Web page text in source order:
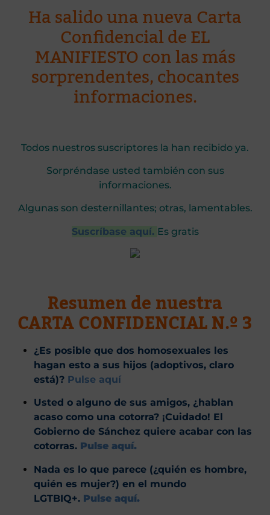
Ha salido una nueva Carta
Confidencial de EL
MANIFIESTO con las más
sorprendentes, chocantes
informaciones.
Todos nuestros suscriptores la han recibido ya.
Sorpréndase usted también con sus
informaciones.
Algunas son desternillantes; otras, lamentables.
Suscríbase aquí. Es gratis
Resumen de nuestra
CARTA CONFIDENCIAL N.º 3
¿Es posible que dos homosexuales les
hagan esto a sus hijos (adoptivos, claro
está)? Pulse aquí
Usted o alguno de sus amigos, ¿hablan
acaso como una cotorra? ¡Cuidado! El
Gobierno de Sánchez quiere acabar con las
cotorras. Pulse aquí.
Nada es lo que parece (¿quién es hombre,
quién es mujer?) en el mundo
LGTBIQ+. Pulse aquí.